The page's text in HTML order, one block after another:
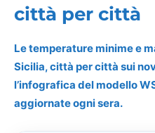
città per città
Le temperature minime e
Sicilia, città per città sui
l’infografica del modello
aggiornate ogni sera.